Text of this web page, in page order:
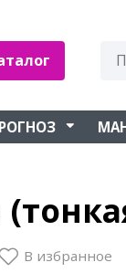
В избранное